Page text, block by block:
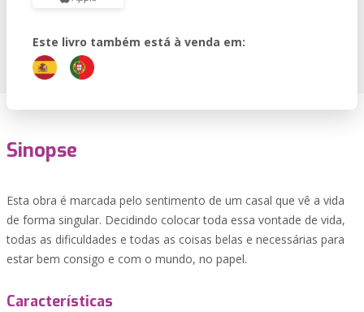
Este livro também está à venda em:
Sinopse
Esta obra é marcada pelo sentimento de um casal que vê a vida
de forma singular. Decidindo colocar toda essa vontade de vida,
todas as dificuldades e todas as coisas belas e necessárias para
estar bem consigo e com o mundo, no papel.
Características